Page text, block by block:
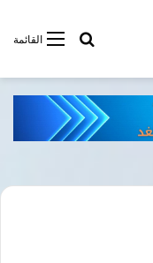
القائمةأبحت فى